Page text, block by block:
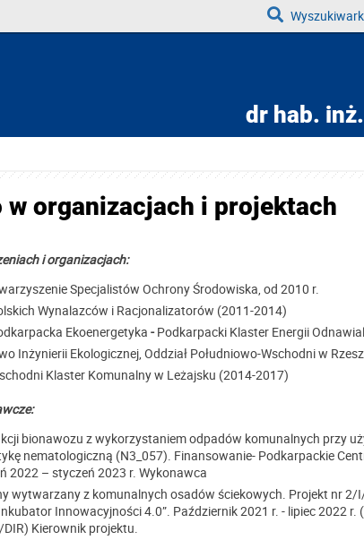
dr hab. inż.
w organizacjach i projektach
i organizacjach:
Specjalistów Ochrony Środowiska, od 2010 r.
Wynalazców i Racjonalizatorów (2011-2014)
Ekoenergetyka -Podkarpacki Klaster Energii
Inżynierii Ekologicznej, Oddział Południowo-Wschodni w
Klaster Komunalny w Leżajsku (2014-2017)
badawcze:
bionawozu z wykorzystaniem odpadów komunalnych przy
nematologiczną (N3_057). Finansowanie- Podkarpackie
2022 – styczeń 2023 r. Wykonawca
wytwarzany z komunalnych osadów ściekowych. Projekt nr
Innowacyjności 4.0”. Październik 2021 r. - lipiec 2022 r.
Kierownik projektu.